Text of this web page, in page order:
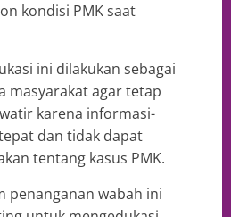
kondisi PMK saat
ini dilakukan sebagai
masyarakat agar tetap
karena informasi-
dan tidak dapat
tentang kasus PMK.
penanganan wabah ini